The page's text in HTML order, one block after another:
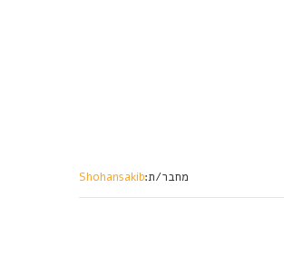
מחבר/ת:Shohansakib